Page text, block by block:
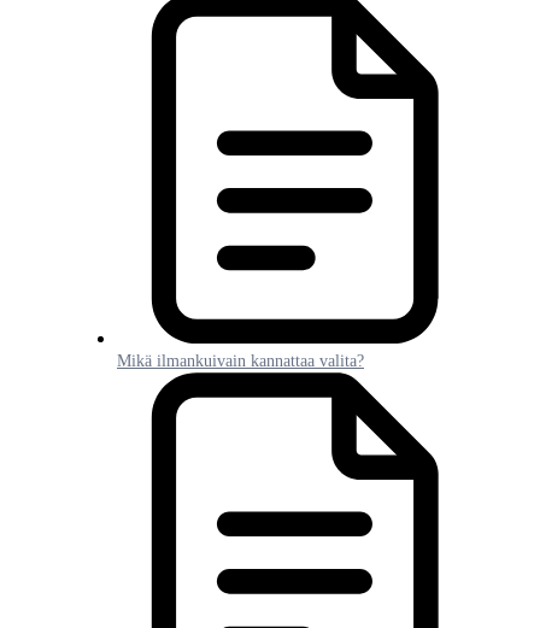
Mikä ilmankuivain kannattaa valita?